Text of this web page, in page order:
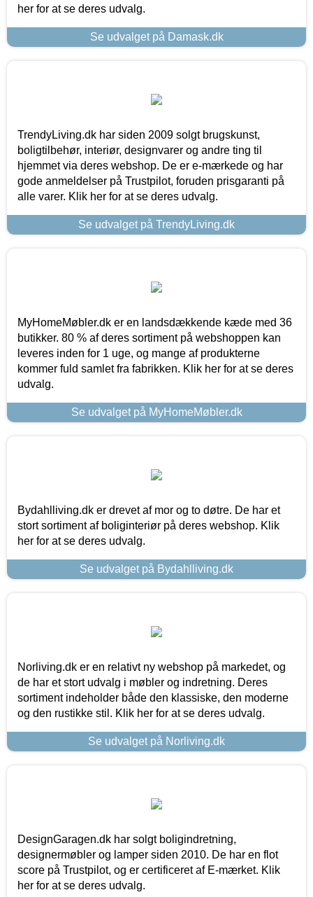
her for at se deres udvalg.
Se udvalget på Damask.dk
TrendyLiving.dk har siden 2009 solgt brugskunst,
boligtilbehør, interiør, designvarer og andre ting til
hjemmet via deres webshop. De er e-mærkede og har
gode anmeldelser på Trustpilot, foruden prisgaranti på
alle varer. Klik her for at se deres udvalg.
Se udvalget på TrendyLiving.dk
MyHomeMøbler.dk er en landsdækkende kæde med 36
butikker. 80 % af deres sortiment på webshoppen kan
leveres inden for 1 uge, og mange af produkterne
kommer fuld samlet fra fabrikken. Klik her for at se deres
udvalg.
Se udvalget på MyHomeMøbler.dk
Bydahlliving.dk er drevet af mor og to døtre. De har et
stort sortiment af boliginteriør på deres webshop. Klik
her for at se deres udvalg.
Se udvalget på Bydahlliving.dk
Norliving.dk er en relativt ny webshop på markedet, og
de har et stort udvalg i møbler og indretning. Deres
sortiment indeholder både den klassiske, den moderne
og den rustikke stil. Klik her for at se deres udvalg.
Se udvalget på Norliving.dk
DesignGaragen.dk har solgt boligindretning,
designermøbler og lamper siden 2010. De har en flot
score på Trustpilot, og er certificeret af E-mærket. Klik
her for at se deres udvalg.